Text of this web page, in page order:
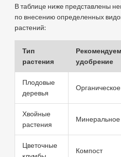
В таблице ниже представлены
по внесению определенных
растений:
Тип
растения
удобрение
Плодовые
деревья
Органическое
Хвойные
растения
Минеральное
Цветочные
Компост